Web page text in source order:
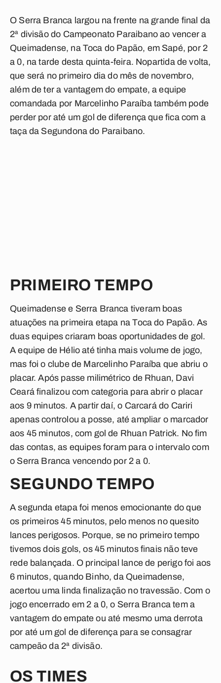
O Serra Branca largou na frente na grande final da
2ª divisão do Campeonato Paraibano ao vencer a
Queimadense, na Toca do Papão, em Sapé, por 2
a 0, na tarde desta quinta-feira. Nopartida de volta,
que será no primeiro dia do mês de novembro,
além de ter a vantagem do empate, a equipe
comandada por Marcelinho Paraíba também pode
perder por até um gol de diferença que fica com a
taça da Segundona do Paraibano.
PRIMEIRO TEMPO
Queimadense e Serra Branca tiveram boas
atuações na primeira etapa na Toca do Papão. As
duas equipes criaram boas oportunidades de gol.
A equipe de Hélio até tinha mais volume de jogo,
mas foi o clube de Marcelinho Paraíba que abriu o
placar. Após passe milimétrico de Rhuan, Davi
Ceará finalizou com categoria para abrir o placar
aos 9 minutos. A partir daí, o Carcará do Cariri
apenas controlou a posse, até ampliar o marcador
aos 45 minutos, com gol de Rhuan Patrick. No fim
das contas, as equipes foram para o intervalo com
o Serra Branca vencendo por 2 a 0.
SEGUNDO TEMPO
A segunda etapa foi menos emocionante do que
os primeiros 45 minutos, pelo menos no quesito
lances perigosos. Porque, se no primeiro tempo
tivemos dois gols, os 45 minutos finais não teve
rede balançada. O principal lance de perigo foi aos
6 minutos, quando Binho, da Queimadense,
acertou uma linda finalização no travessão. Com o
jogo encerrado em 2 a 0, o Serra Branca tem a
vantagem do empate ou até mesmo uma derrota
por até um gol de diferença para se consagrar
campeão da 2ª divisão.
OS TIMES